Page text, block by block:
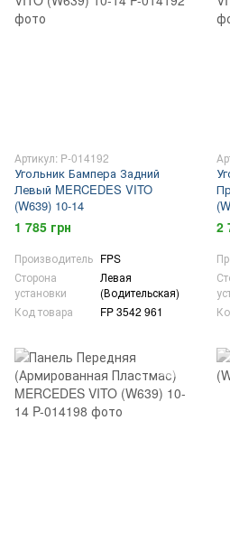
Артикул: P-014192
Угольник Бампера Задний
Левый MERCEDES VITO
(W639) 10-14
1 785 грн
Производитель FPS
Сторона
установки
Левая
(Водительская)
Код товара
FP 3542 961
2